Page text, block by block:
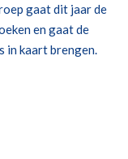
gaat dit jaar de
en gaat de
in kaart brengen.